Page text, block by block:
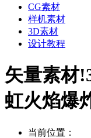
CG素材
样机素材
3D素材
设计教程
矢量素材
虹火焰爆
当前位置：